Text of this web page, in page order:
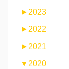
► 2023
► 2022
► 2021
▼ 2020